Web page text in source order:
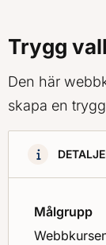
Trygg
Den här
skapa en
Målgrupp